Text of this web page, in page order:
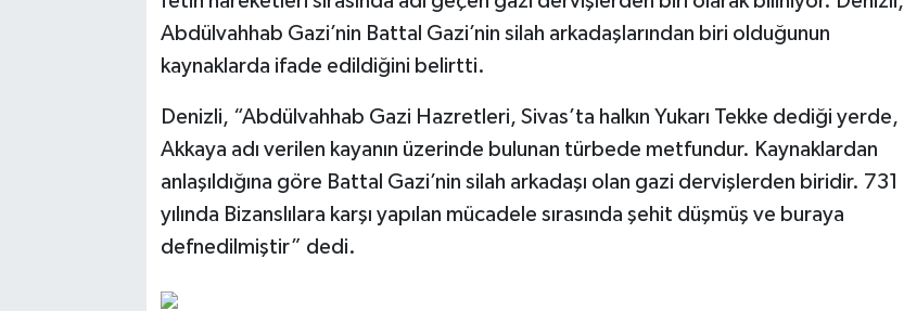
Abdülvahhab Gazi’nin Battal Gazi’nin silah arkadaşlarından biri olduğunun
kaynaklarda ifade edildiğini belirtti.
Denizli, “Abdülvahhab Gazi Hazretleri, Sivas’ta halkın Yukarı Tekke dediği yerde,
Akkaya adı verilen kayanın üzerinde bulunan türbede metfundur. Kaynaklardan
anlaşıldığına göre Battal Gazi’nin silah arkadaşı olan gazi dervişlerden biridir. 731
yılında Bizanslılara karşı yapılan mücadele sırasında şehit düşmüş ve buraya
defnedilmiştir” dedi.